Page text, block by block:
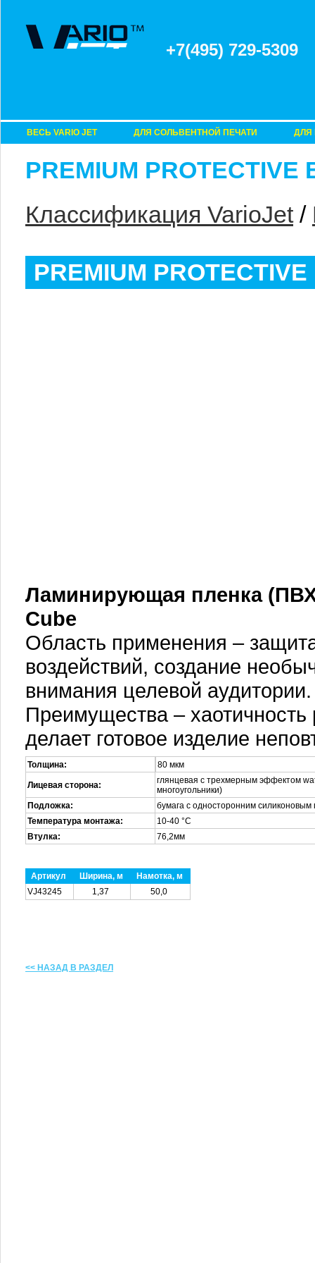
+7(495) 729-5309
ВЕСЬ VARIO JET ДЛЯ СОЛЬВЕНТНОЙ ПЕЧАТИ ДЛЯ
PREMIUM PROTECTIVE
Классификация VarioJet/
PREMIUM
Ламинирующая пленка
Cube
Область применения –
воздействий, создание
внимания целевой аудитории.
Преимущества –
делает готовое изделие
Толщина: 80 мкм
Лицевая сторона:
глянцевая с трехмерным эффектом
многоугольники)
Подложка:
бумага с односторонним силиконовым
Температура монтажа:
10-40 °С
Втулка:
76,2мм
Артикул Ширина, м
Намотка, м
VJ43245
1,37 50,0
<< НАЗАД В РАЗДЕЛ